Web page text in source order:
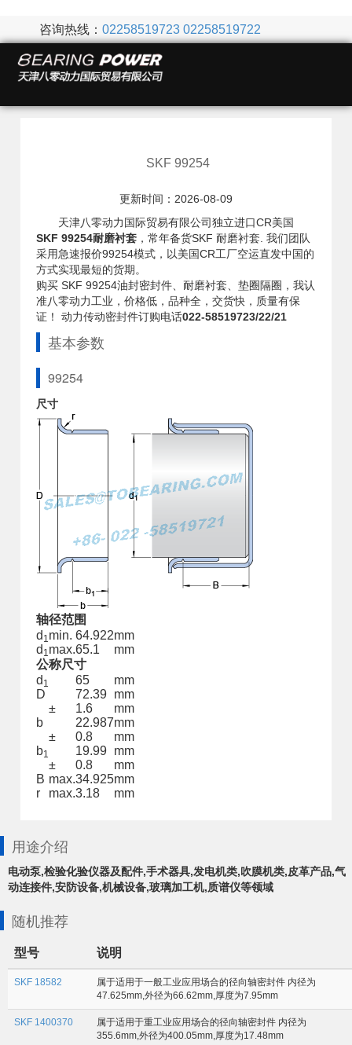
咨询热线： 02258519723 02258519722
SKF 99254
更新时间：2026-08-09
天津八零动力国际贸易有限公司独立进口CR美国
SKF 99254耐磨衬套 ，常年备货SKF 耐磨衬套. 我们团队
采用急速报价99254模式，以美国CR工厂空运直发中国的
方式实现最短的货期。
购买 SKF 99254油封密封件、耐磨衬套、垫圈隔圈，我认
准八零动力工业，价格低，品种全，交货快，质量有保
证！ 动力传动密封件订购电话022-58519723/22/21
基本参数
99254
尺寸
轴径范围
d 1min. 64.922mm
d 1max.65.1
mm
公称尺寸
d 1 65
mm
D
72.39 mm
±
1.6
mm
b
22.987mm
±
0.8
mm
b1 19.99 mm
±
0.8
mm
B max.34.925mm
r
max.3.18 mm
用途介绍
电动泵,检验化验仪器及配件,手术器具,发电机类,吹膜机类,皮革产品,气
动连接件,安防设备,机械设备,玻璃加工机,质谱仪等领域
随机推荐
型号 说明
SKF 18582
属于适用于一般工业应用场合的径向轴密封件 内径为
47.625mm,外径为66.62mm,厚度为7.95mm
SKF 1400370
属于适用于重工业应用场合的径向轴密封件 内径为
355.6mm,外径为400.05mm,厚度为17.48mm